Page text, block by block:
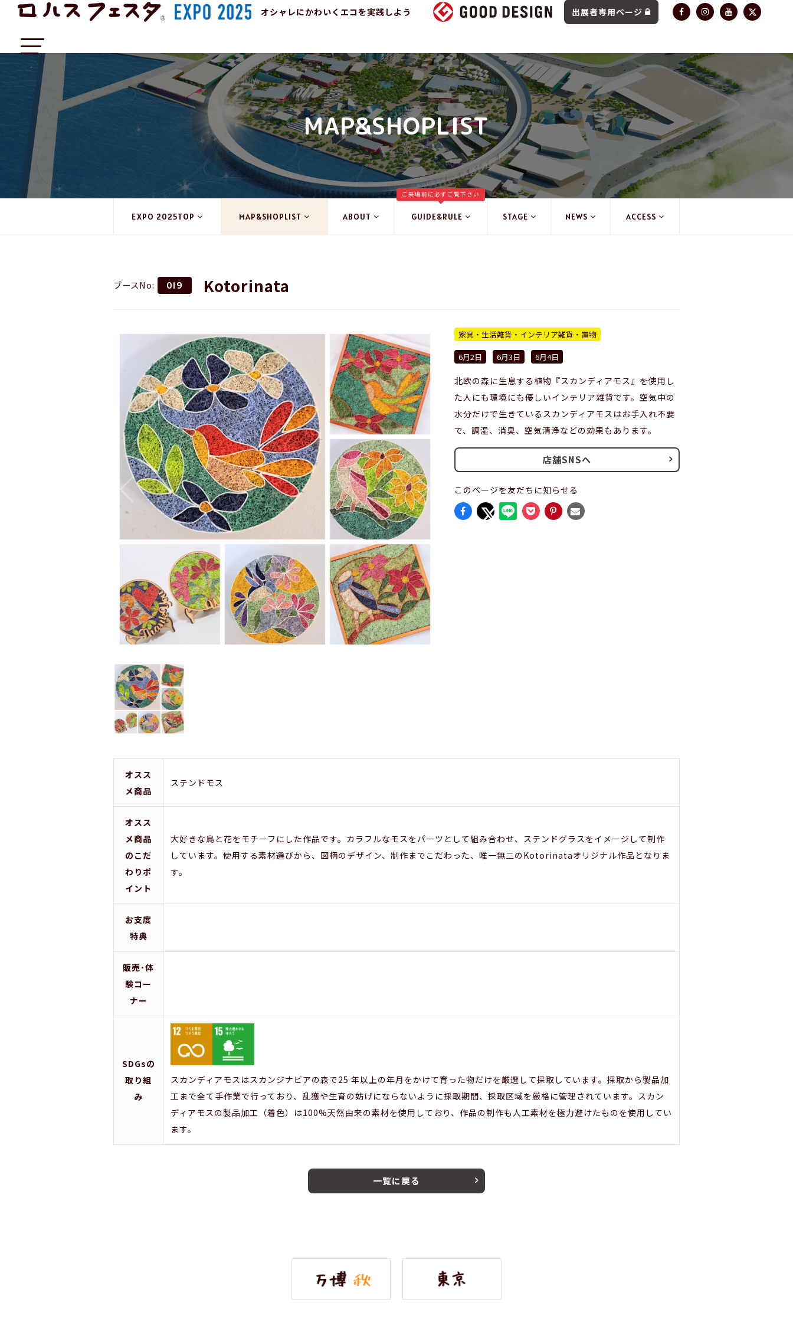
オシャレにかわいくエコを実践しよう 出展者専用ページ
MAP&SHOPLIST
EXPO 2025TOP MAP&SHOPLIST ABOUT GUIDE&RULE
ご来場前に必ずご覧下さい
STAGE NEWS ACCESS
ブースNo: 019 Kotorinata
家具・生活雑貨・インテリア雑貨・置物
6月2日
6月3日 6月4日
北欧の森に生息する植物『スカンディアモス』を使用し
た人にも環境にも優しいインテリア雑貨です。空気中の
水分だけで生きているスカンディアモスはお手入れ不要
で、調湿、消臭、空気清浄などの効果もあります。
店舗SNSへ
このページを友だちに知らせる
オスス
メ商品
ステンドモス
オスス
メ商品
のこだ
わりポ
イント
大好きな鳥と花をモチーフにした作品です。カラフルなモスをパーツとして組み合わせ、ステンドグラスをイメージして制作
しています。使用する素材選びから、図柄のデザイン、制作までこだわった、唯一無二のKotorinataオリジナル作品となりま
す。
お支度
特典
販売･体
験コー
ナー
SDGsの
取り組
み
スカンディアモスはスカンジナビアの森で25 年以上の年月をかけて育った物だけを厳選して採取しています。採取から製品加
工まで全て手作業で行っており、乱獲や生育の妨げにならないように採取期間、採取区域を厳格に管理されています。スカン
ディアモスの製品加工（着色）は100%天然由来の素材を使用しており、作品の制作も人工素材を極力避けたものを使用してい
ます。
一覧に戻る